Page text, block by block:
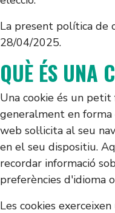
La present política de
28/04/2025.
QUÈ ÉS UNA
Una cookie és un
generalment en
web sol·licita al seu
en el seu dispositiu.
recordar informació
preferències d'idioma
Les cookies